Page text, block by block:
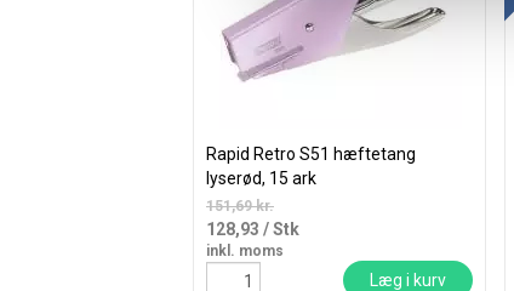
Rapid Retro S51 hæftetang
lyserød, 15 ark
151,69 kr.
128,93 / Stk
inkl. moms
Læg i kurv